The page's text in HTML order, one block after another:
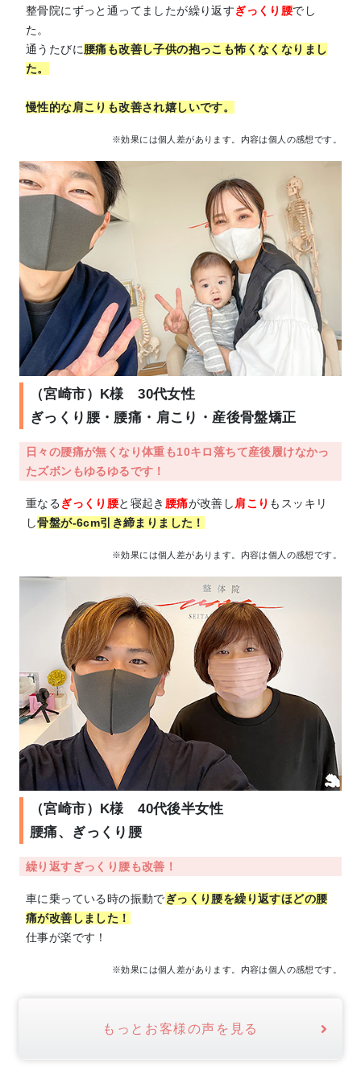
整骨院にずっと通ってましたが繰り返すぎっくり腰でし
た。
通うたびに腰痛も改善し子供の抱っこも怖くなくなりまし
た。
慢性的な肩こりも改善され嬉しいです。
※効果には個人差があります。内容は個人の感想です。
（宮崎市）K様 30代女性
ぎっくり腰・腰痛・肩こり・産後骨盤矯正
日々の腰痛が無くなり体重も10キロ落ちて産後履けなかっ
たズボンもゆるゆるです！
重なる ぎっくり腰と寝起き 腰痛が改善し 肩こり もスッキリ
し骨盤が-6cm引き締まりました！
※効果には個人差があります。内容は個人の感想です。
（宮崎市）K様 40代後半女性
腰痛、ぎっくり腰
繰り返すぎっくり腰も改善！
車に乗っている時の振動でぎっくり腰を繰り返すほどの腰
痛が改善しました！
仕事が楽です！
※効果には個人差があります。内容は個人の感想です。
もっとお客様の声を見る